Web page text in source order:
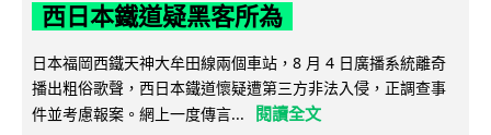
西日本鐵道疑黑客所為
日本福岡西鐵天神大牟田線兩個車站，8 月 4 日廣播系統離奇
播出粗俗歌聲，西日本鐵道懷疑遭第三方非法入侵，正調查事
件並考慮報案。網上一度傳言...
閱讀全文